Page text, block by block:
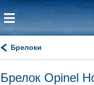
Брелоки
Брелок Opinel